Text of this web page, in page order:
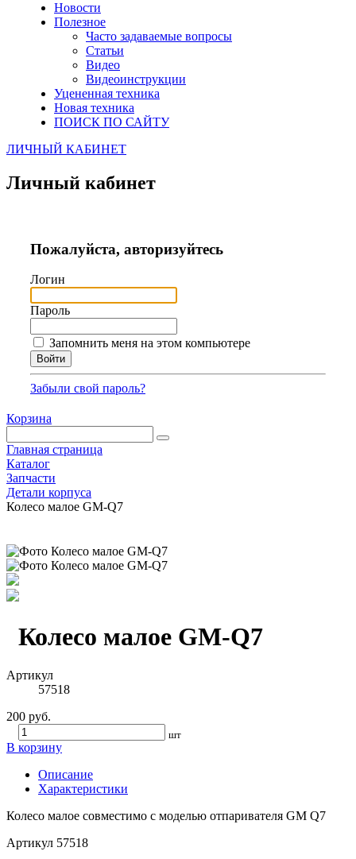
Новости
Полезное
Часто задаваемые вопросы
Статьи
Видео
Видеоинструкции
Уцененная техника
Новая техника
ПОИСК ПО САЙТУ
ЛИЧНЫЙ КАБИНЕТ
Личный кабинет
Пожалуйста, авторизуйтесь
Логин
Пароль
Запомнить меня на этом компьютере
Забыли свой пароль?
Корзина
Главная страница
Каталог
Запчасти
Детали корпуса
Колесо малое GM-Q7
Колесо малое GM-Q7
Артикул
57518
200 руб.
шт
В корзину
Описание
Характеристики
Колесо малое совместимо с моделью отпаривателя GM Q7
Артикул 57518